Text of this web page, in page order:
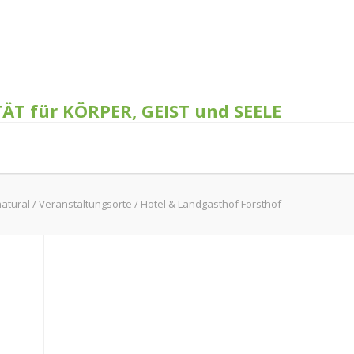
KÖRPER, GEIST und SEELE
/Veranstaltungsorte / Hotel & Landgasthof Forsthof